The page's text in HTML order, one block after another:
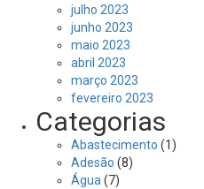
julho 2023
junho 2023
maio 2023
abril 2023
março 2023
fevereiro 2023
Categorias
Abastecimento (1)
Adesão (8)
Água (7)